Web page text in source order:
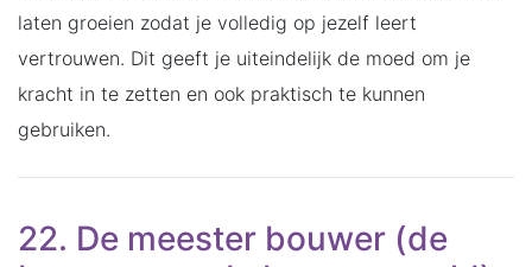
laten groeien zodat je volledig op jezelf leert
vertrouwen. Dit geeft je uiteindelijk de moed om je
kracht in te zetten en ook praktisch te kunnen
gebruiken.
22. De meester bouwer (de